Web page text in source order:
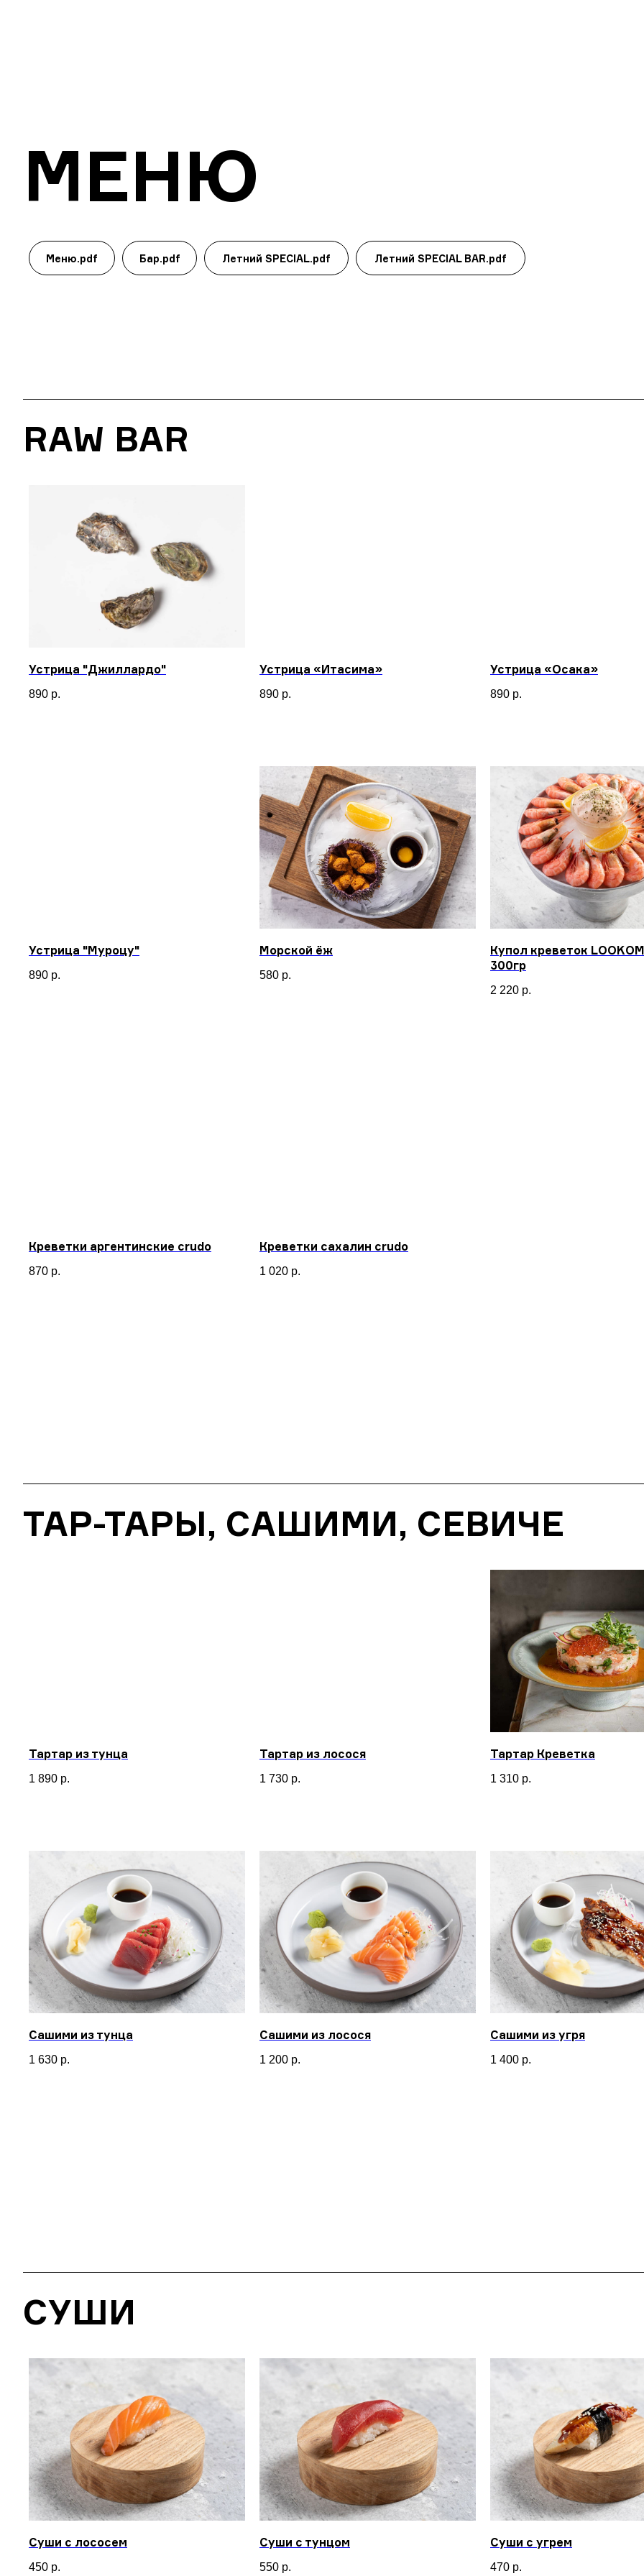
МЕНЮ
Меню.pdf Бар.pdf Летний SPECIAL BAR.pdf
Летний SPECIAL.pdf
RAW BAR
Устрица "Джиллардо"
890 р.
Устрица «Итасима»
890 р.
Устрица «Осака»
890 р.
Устрица "Муроцу"
890 р.
Морской ёж
580 р.
Купол креветок
300гр
2 220 р.
Креветки аргентинские crudo
870 р.
Креветки сахалин crudo
1 020 р.
ТАР-ТАРЫ, САШИМИ, СЕВИЧЕ
Тартар из тунца
1 890 р.
Тартар из лосося
1 730 р.
Тартар Креветка
1 310 р.
Сашими из тунца
1 630 р.
Сашими из лосося
1 200 р.
Сашими из угря
1 400 р.
СУШИ
Суши с лососем
450 р.
Суши с тунцом
550 р.
Суши с угрем
470 р.